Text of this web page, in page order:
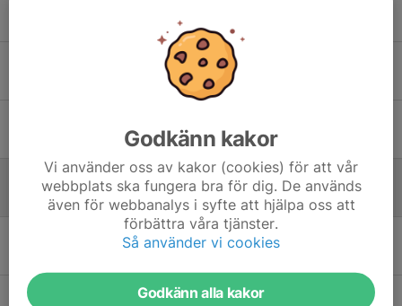
8 apr, 18:20 0
Föreningsmästerskap 2026
28 mar, 09:46 0
Smörgåstårteträffen 2026
Wilma till Skyttiadens riksfinal 8 mars
Godkänn kakor
Vi använder oss av kakor (cookies) för att vår
webbplats ska fungera bra för dig. De används
även för webbanalys i syfte att hjälpa oss att
förbättra våra tjänster.
Så använder vi cookies
Godkänn alla kakor